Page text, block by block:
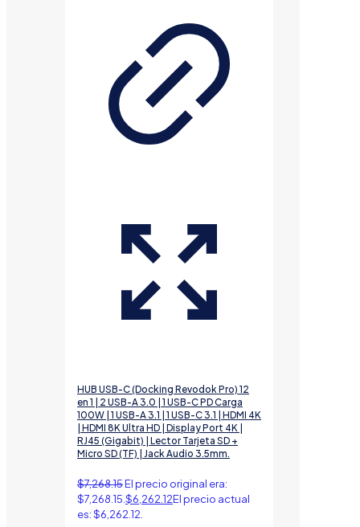
HUB USB-C (Docking Revodok Pro) 12
en 1 | 2 USB-A 3.0 | 1 USB-C PD Carga
100W | 1 USB-A 3.1 | 1 USB-C 3.1 | HDMI 4K
| HDMI 8K Ultra HD | Display Port 4K |
RJ45 (Gigabit) | Lector Tarjeta SD +
Micro SD (TF) | Jack Audio 3.5mm.
$7,268.15El precio original era:
$7,268.15. $6,262.12El precio actual
es: $6,262.12.